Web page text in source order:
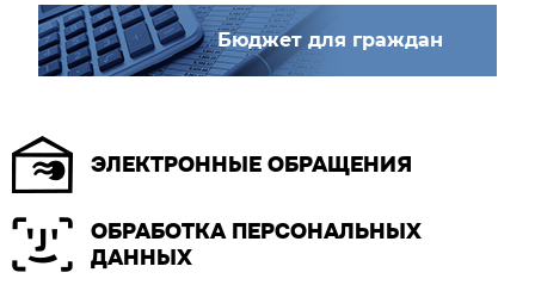
Бюджет для граждан
ЭЛЕКТРОННЫЕ ОБРАЩЕНИЯ
ОБРАБОТКА ПЕРСОНАЛЬНЫХ
ДАННЫХ